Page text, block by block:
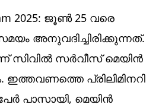
2025: ജൂൺ 25 വരെ
അനുവദിച്ചിരിക്കുന്നത്.
സിവിൽ സർവീസ് മെയിൻ
ഇത്തവണത്തെ പ്രിലിമിനറി
പാസായി, മെയിൻ